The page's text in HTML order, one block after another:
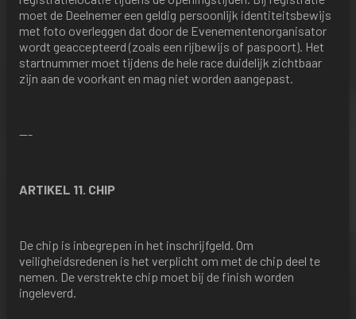
moet de Deelnemer een geldig persoonlijk identiteitsbewijs
met foto overleggen dat door de Evenementenorganisator
wordt geaccepteerd (zoals een rijbewijs of paspoort). Het
startnummer moet tijdens de hele race duidelijk zichtbaar
zijn aan de voorkant en mag niet worden aangepast.
---
ARTIKEL 11. CHIP
De chip is inbegrepen in het inschrijfgeld. Om
veiligheidsredenen is het verplicht om met de chip deel te
nemen. De verstrekte chip moet bij de finish worden
ingeleverd.